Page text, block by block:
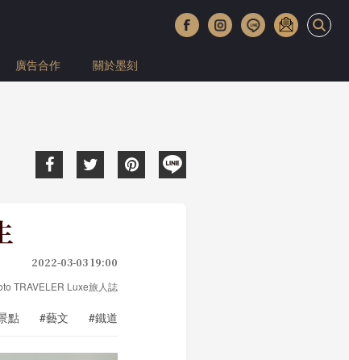
廣告合作 關於墨刻
2022-03-03 19:00
TRAVELER Luxe旅人誌
點 #藝文 #鐵道